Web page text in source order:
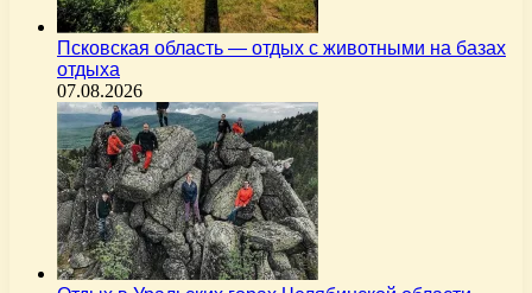
Псковская область — отдых с животными на базах
отдыха
07.08.2026